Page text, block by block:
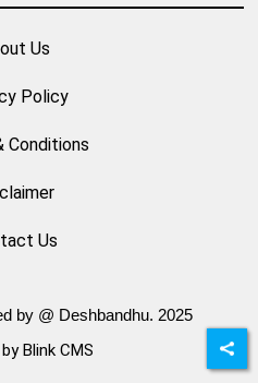
Us
Policy
Conditions
Us
by @ Deshbandhu. 2025
Blink CMS